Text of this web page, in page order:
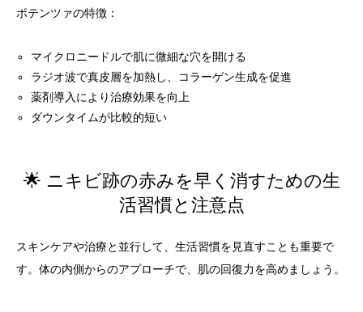
ポテンツァの特徴：
マイクロニードルで肌に微細な穴を開ける
ラジオ波で真皮層を加熱し、コラーゲン生成を促進
薬剤導入により治療効果を向上
ダウンタイムが比較的短い
🌟 ニキビ跡の赤みを早く消すための生
活習慣と注意点
スキンケアや治療と並行して、生活習慣を見直すことも重要で
す。体の内側からのアプローチで、肌の回復力を高めましょう。